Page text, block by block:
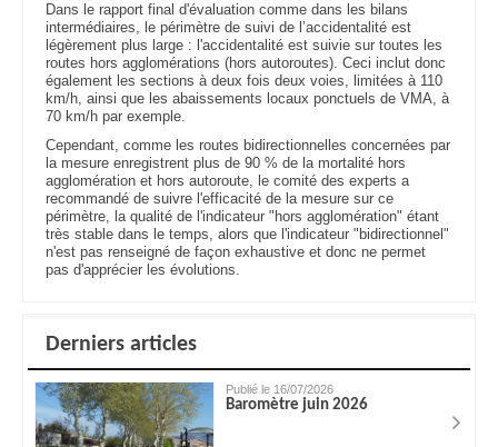
Dans le rapport final d'évaluation comme dans les bilans
intermédiaires, le périmètre de suivi de l’accidentalité est
légèrement plus large : l'accidentalité est suivie sur toutes les
routes hors agglomérations (hors autoroutes). Ceci inclut donc
également les sections à deux fois deux voies, limitées à 110
km/h, ainsi que les abaissements locaux ponctuels de VMA, à
70 km/h par exemple.
Cependant, comme les routes bidirectionnelles concernées par
la mesure enregistrent plus de 90 % de la mortalité hors
agglomération et hors autoroute, le comité des experts a
recommandé de suivre l'efficacité de la mesure sur ce
périmètre, la qualité de l'indicateur "hors agglomération" étant
très stable dans le temps, alors que l'indicateur "bidirectionnel"
n'est pas renseigné de façon exhaustive et donc ne permet
pas d'apprécier les évolutions.
Derniers articles
Publié le 16/07/2026
Baromètre juin 2026